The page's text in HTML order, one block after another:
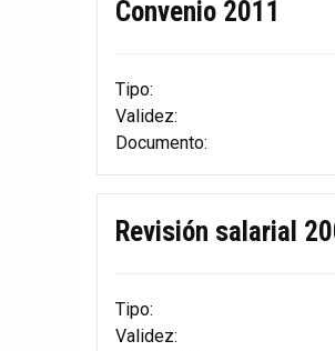
Convenio 2011
Tipo:
Validez:
Documento:
Revisión salarial
Tipo:
Validez: